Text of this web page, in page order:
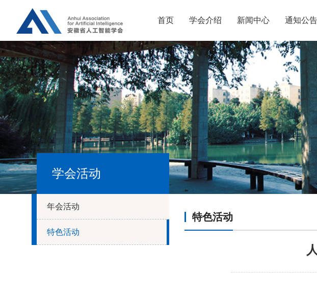
首页 学会介绍 新闻中心 通知公告
学会活动
年会活动
特色活动
特色活动